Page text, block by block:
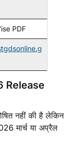
PDF
Release
नहीं की है लेकिन
मार्च या अप्रैल